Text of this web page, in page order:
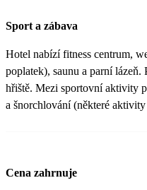
Sport a zábava
Hotel nabízí fitness centrum,
poplatek), saunu a parní
hřiště. Mezi sportovní aktivity
a šnorchlování (některé
Cena zahrnuje